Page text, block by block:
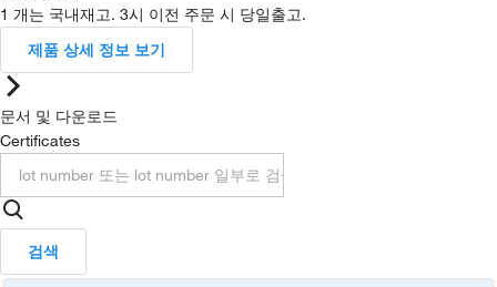
1 개는 국내재고. 3시 이전 주문 시 당일출고.
제품 상세 정보 보기
문서 및 다운로드
Certificates
검색